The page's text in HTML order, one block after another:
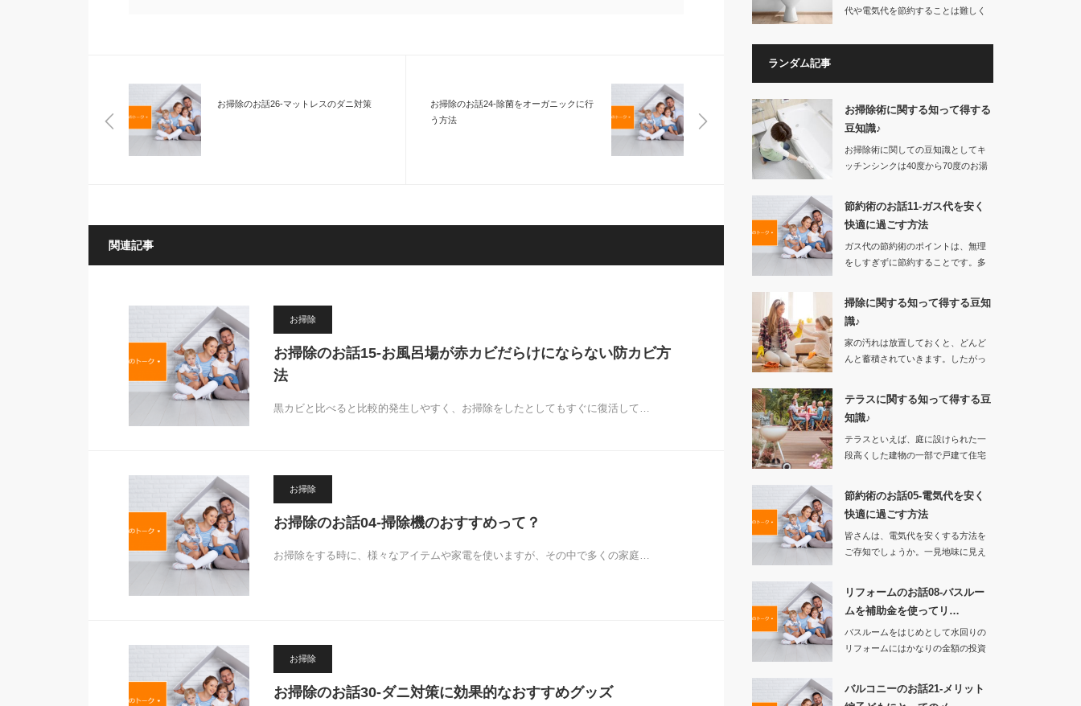
お掃除のお話26-マットレスのダニ対策
お掃除のお話24-除菌をオーガニックに行
う方法
関連記事
お掃除
お掃除のお話15-お風呂場が赤カビだらけにならない防カビ方
法
黒カビと比べると比較的発生しやすく、お掃除をしたとしてもすぐに復活して…
お掃除
お掃除のお話04-掃除機のおすすめって？
お掃除をする時に、様々なアイテムや家電を使いますが、その中で多くの家庭…
お掃除
お掃除のお話30-ダニ対策に効果的なおすすめグッズ
代や電気代を節約することは難しく
ランダム記事
お掃除術に関する知って得する
豆知識♪
お掃除術に関しての豆知識としてキ
ッチンシンクは40度から70度のお湯
節約術のお話11-ガス代を安く
快適に過ごす方法
ガス代の節約術のポイントは、無理
をしすぎずに節約することです。多
掃除に関する知って得する豆知
識♪
家の汚れは放置しておくと、どんど
んと蓄積されていきます。したがっ
テラスに関する知って得する豆
知識♪
テラスといえば、庭に設けられた一
段高くした建物の一部で戸建て住宅
節約術のお話05-電気代を安く
快適に過ごす方法
皆さんは、電気代を安くする方法を
ご存知でしょうか。一見地味に見え
リフォームのお話08-バスルー
ムを補助金を使ってリ…
バスルームをはじめとして水回りの
リフォームにはかなりの金額の投資
バルコニーのお話21-メリット